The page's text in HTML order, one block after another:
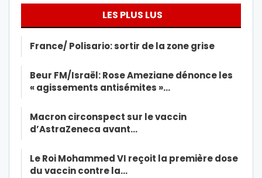
LES PLUS LUS
France/ Polisario: sortir de la zone grise
Beur FM/Israël: Rose Ameziane dénonce les
« agissements antisémites »…
Macron circonspect sur le vaccin
d’AstraZeneca avant…
Le Roi Mohammed VI reçoit la première dose
du vaccin contre la…